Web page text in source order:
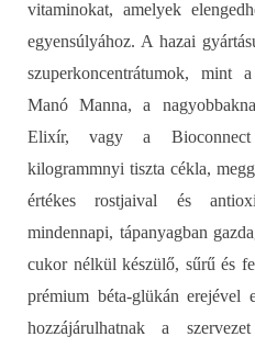
vitaminokat, amelyek
egyensúlyához. A hazai
szuperkoncentrátumok, mint
Manó Manna, a
Elixír, vagy a
kilogrammnyi tiszta cékla,
értékes rostjaival és
mindennapi, tápanyagban
cukor nélkül készülő, sűrű és
prémium béta-glükán erejével
hozzájárulhatnak a